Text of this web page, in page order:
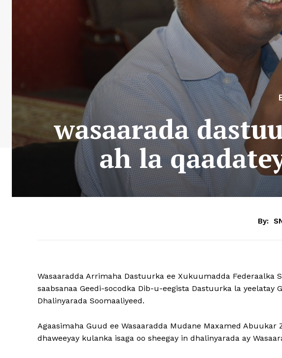
wasaarada
ah la
By:
Wasaaradda Arrimaha Dastuurka ee Xukuumadda Federaalka
saabsanaa Geedi-socodka Dib-u-eegista Dastuurka la yeelatay
Dhalinyarada Soomaaliyeed.
Agaasimaha Guud ee Wasaaradda Mudane Maxamed Abuukar
dhaweeyay kulanka isaga oo sheegay in dhalinyarada ay